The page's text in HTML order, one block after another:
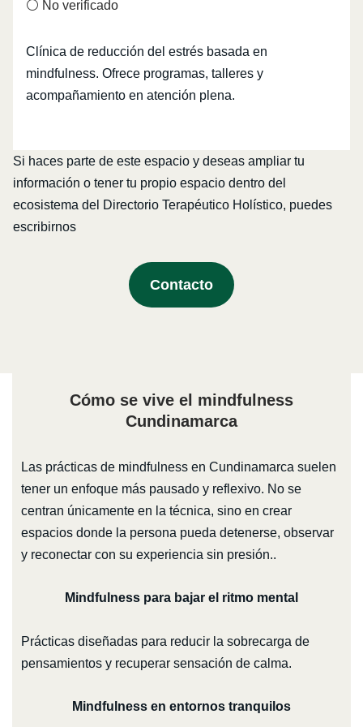
⚪ No verificado
Clínica de reducción del estrés basada en
mindfulness. Ofrece programas, talleres y
acompañamiento en atención plena.
Si haces parte de este espacio y deseas ampliar tu
información o tener tu propio espacio dentro del
ecosistema del Directorio Terapéutico Holístico, puedes
escribirnos
Contacto
Cómo se vive el mindfulness
Cundinamarca
Las prácticas de mindfulness en Cundinamarca suelen
tener un enfoque más pausado y reflexivo. No se
centran únicamente en la técnica, sino en crear
espacios donde la persona pueda detenerse, observar
y reconectar con su experiencia sin presión..
Mindfulness para bajar el ritmo mental
Prácticas diseñadas para reducir la sobrecarga de
pensamientos y recuperar sensación de calma.
Mindfulness en entornos tranquilos